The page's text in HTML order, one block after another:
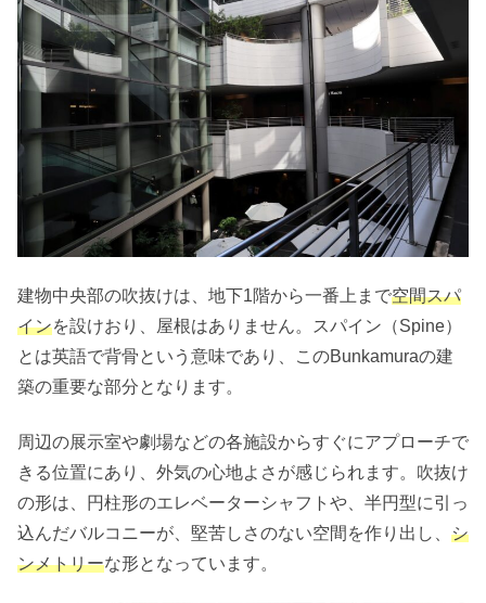
建物中央部の吹抜けは、地下1階から一番上まで空間スパ
インを設けおり、屋根はありません。スパイン（Spine）
とは英語で背骨という意味であり、このBunkamuraの建
築の重要な部分となります。
周辺の展示室や劇場などの各施設からすぐにアプローチで
きる位置にあり、外気の心地よさが感じられます。吹抜け
の形は、円柱形のエレベーターシャフトや、半円型に引っ
込んだバルコニーが、堅苦しさのない空間を作り出し、 シ
ンメトリーな形となっています。